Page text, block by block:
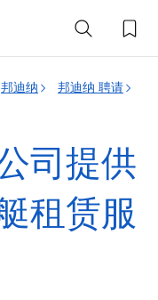
邦迪纳
邦迪纳 聘请
司提供
租赁服